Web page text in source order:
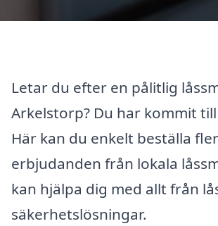
Letar du efter en pålitlig
Arkelstorp? Du har kommit
Här kan du enkelt beställa
erbjudanden från lokala
kan hjälpa dig med allt från
säkerhetslösningar.